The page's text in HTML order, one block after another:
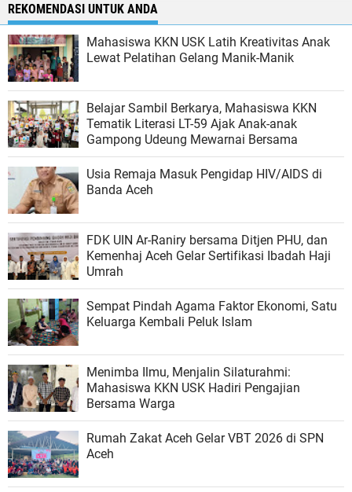
REKOMENDASI UNTUK ANDA
Mahasiswa KKN USK Latih Kreativitas Anak
Lewat Pelatihan Gelang Manik-Manik
Belajar Sambil Berkarya, Mahasiswa KKN
Tematik Literasi LT-59 Ajak Anak-anak
Gampong Udeung Mewarnai Bersama
Usia Remaja Masuk Pengidap HIV/AIDS di
Banda Aceh
FDK UIN Ar-Raniry bersama Ditjen PHU, dan
Kemenhaj Aceh Gelar Sertifikasi Ibadah Haji
Umrah
Sempat Pindah Agama Faktor Ekonomi, Satu
Keluarga Kembali Peluk Islam
Menimba Ilmu, Menjalin Silaturahmi:
Mahasiswa KKN USK Hadiri Pengajian
Bersama Warga
Rumah Zakat Aceh Gelar VBT 2026 di SPN
Aceh